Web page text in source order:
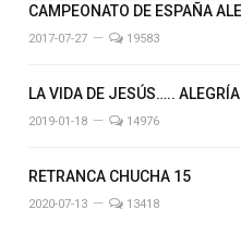
CAMPEONATO DE ESPAÑA
2017-07-27 19583
LA VIDA DE JESÚS…..
2019-01-18 14976
RETRANCA CHUCHA 15
2020-07-13 13418